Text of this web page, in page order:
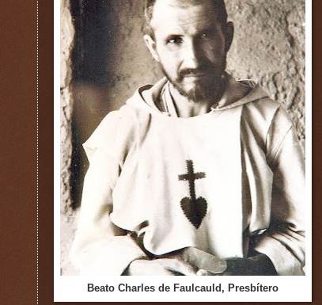
Beato Charles de Faulcauld, Presbítero